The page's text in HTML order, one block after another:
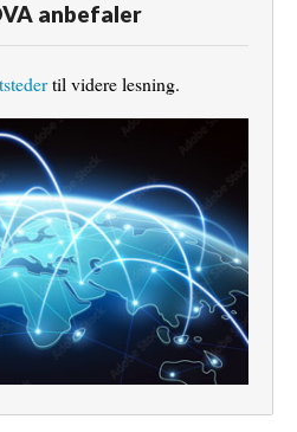
anbefaler
til videre lesning.